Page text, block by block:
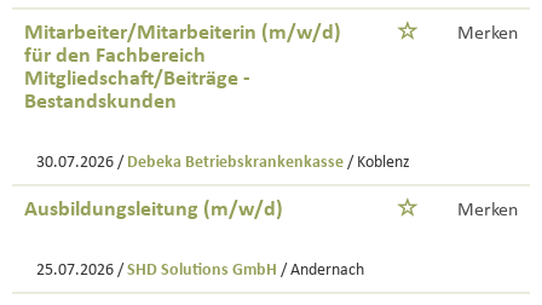
Mitarbeiter/Mitarbeiterin (m/w/d)
für den Fachbereich
Mitgliedschaft/Beiträge -
Bestandskunden
Merken
30.07.2026 / Debeka Betriebskrankenkasse / Koblenz
Ausbildungsleitung (m/w/d) Merken
25.07.2026 / SHD Solutions GmbH / Andernach